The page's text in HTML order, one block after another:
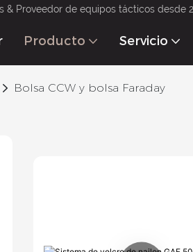
& Proveedor de equipos tácticos desde
Producto Servicio
Bolsa CCW y bolsa Faraday